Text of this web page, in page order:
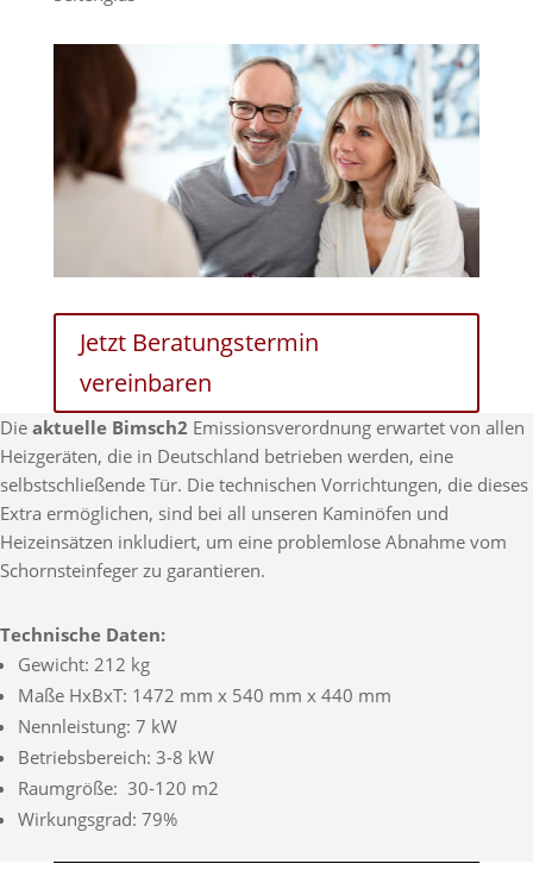
Jetzt Beratungstermin
vereinbaren
Die aktuelle Bimsch2 Emissionsverordnung erwartet von allen
Heizgeräten, die in Deutschland betrieben werden, eine
selbstschließende Tür. Die technischen Vorrichtungen, die dieses
Extra ermöglichen, sind bei all unseren Kaminöfen und
Heizeinsätzen inkludiert, um eine problemlose Abnahme vom
Schornsteinfeger zu garantieren.
Technische Daten:
Gewicht: 212 kg
Maße HxBxT: 1472 mm x 540 mm x 440 mm
Nennleistung: 7 kW
Betriebsbereich: 3-8 kW
Raumgröße: 30-120 m2
Wirkungsgrad: 79%